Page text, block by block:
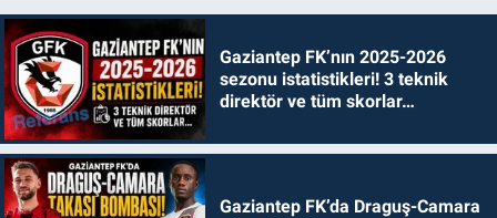
Gaziantep FK’nın 2025-2026
sezonu istatistikleri! 3 teknik
direktör ve tüm skorlar…
Gaziantep FK’da Draguş-Camara